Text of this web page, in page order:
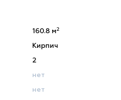
160.8 м2
Кирпич
2
нет
нет